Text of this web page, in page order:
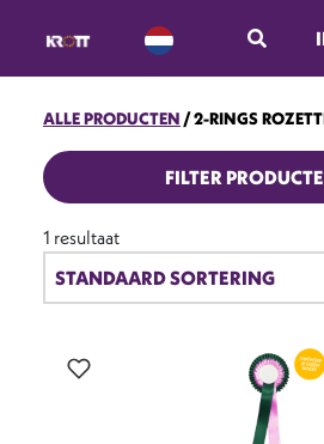
ALLE PRODUCTEN 2-RINGS
2-RINGSFILTER
1 resultaat